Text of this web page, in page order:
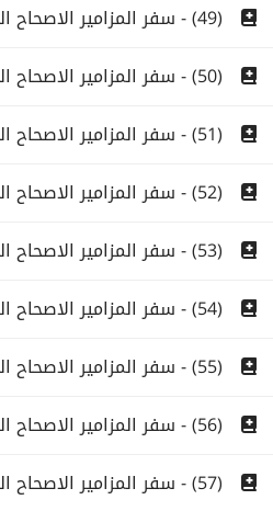
(49) - سفر المزامير الاصحاح التاسع والاربعون
(50) - سفر المزامير الاصحاح الخمسون
(51) - سفر المزامير الاصحاح الحادى والخمسون
(52) - سفر المزامير الاصحاح الثانى والخمسون
(53) - سفر المزامير الاصحاح الثالث والخمسون
(54) - سفر المزامير الاصحاح الرابع والخمسون
(55) - سفر المزامير الاصحاح الخامس والخمسون
(56) - سفر المزامير الاصحاح السادس والخمسون
(57) - سفر المزامير الاصحاح السابع والخمسون